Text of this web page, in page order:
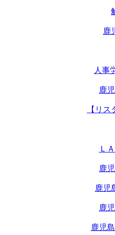
鹿
人事
鹿
【リ
Ｌ
鹿
鹿児
鹿
鹿児